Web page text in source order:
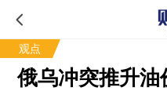
观点
俄乌冲突推升